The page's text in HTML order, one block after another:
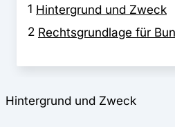
1 Hintergrund und Zweck
2 Rechtsgrundlage für
Hintergrund und Zweck